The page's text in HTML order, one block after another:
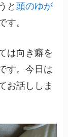
と頭のゆが
す。
は向き癖を
す。今日は
お話ししま